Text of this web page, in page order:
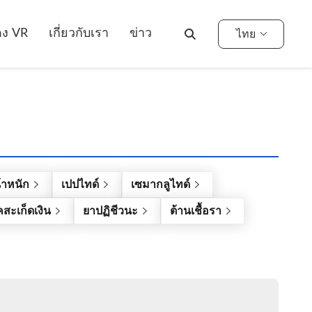
VR เกี่ยวกับเรา ข่าว ไทย
าหนัก เปปไทด์
เซมากลูไทด์
ะเก็ดเงิน ยาปฏิชีวนะ
ต้านเชื้อรา